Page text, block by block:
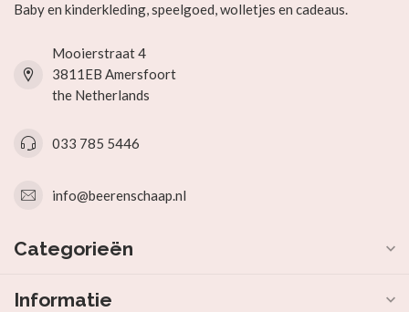
Baby en kinderkleding, speelgoed, wolletjes en cadeaus.
Mooierstraat 4
3811EB Amersfoort
the Netherlands
033 785 5446
info@beerenschaap.nl
Categorieën
Informatie